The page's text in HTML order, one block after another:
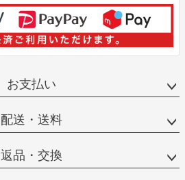
お支払い
配送・送料
返品・交換